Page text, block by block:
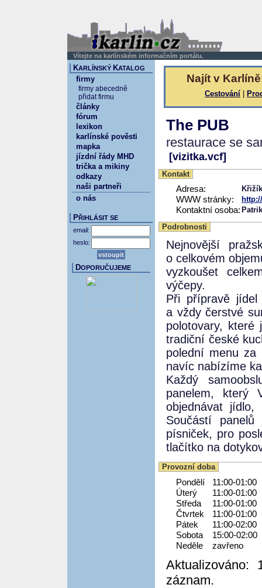
Vítejte na karlínském informačním portálu.
Najít v
Cestování
The PUB
restaurace se
[vizitka.vcf]
Kontakt
Adresa:
WWW stránky:
Kontaktní osoba:
Podrobnosti
Nejnovější
o celkovém
vyzkoušet
výčepy.
Při přípravě
a vždy čerstvé
polotovary, které
tradiční české
polední menu za
navíc nabízíme
Každý
panelem, který
objednávat
Součástí
písniček, pro
tlačítko na
Provozní doba
Pondělí
11:00-01:00
Úterý
11:00-01:00
Středa
11:00-01:00
Čtvrtek
11:00-01:00
Pátek
11:00-02:00
Sobota
15:00-02:00
Neděle
zavřeno
Aktualizováno:
záznam.
KARLÍNSKÝ KATALOG
firmy
firmy abecedně
přidat firmu
články
fórum
lexikon
karlínské pověsti
mapka
jízdní řády MHD
trička a mikiny
odkazy
naši partneři
o nás
PŘIHLÁSIT SE
email:
heslo:
DOPORUČUJEME